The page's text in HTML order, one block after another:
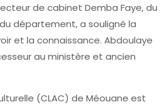
de cabinet Demba Faye, du
département, a souligné la
et la connaissance. Abdoulaye
au ministère et ancien
(CLAC) de Méouane est